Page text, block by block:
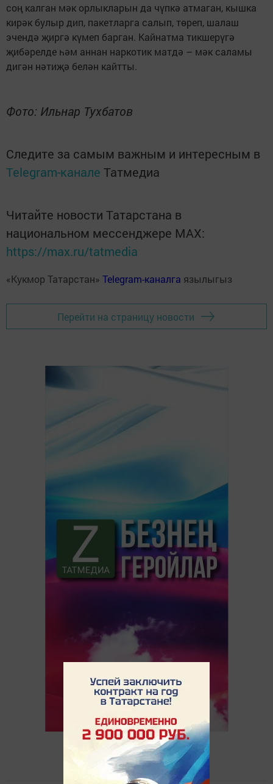
соң калган мәк орлыкларын да чүпкә атмаган, кышка
кирәк булыр дип, пакетларга салып, төреп, шалаш
эчендә җиргә күмеп барган. Кайнатма тикшерүгә
җибәрелде һәм аннан наркотик матдә – мәк саламы
дигән нәтиҗә белән кайтты.
Фото: Ильнар Тухбатов
Следите за самым важным и интересным в
Telegram-канале Татмедиа
Читайте новости Татарстана в
национальном мессенджере MАХ:
https://max.ru/tatmedia
«Кукмор Татарстан» Telegram-каналга язылыгыз
Перейти на страницу новости